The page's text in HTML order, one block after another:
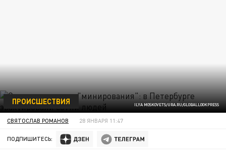
ILYA MOSKOVETS/URA.RU/GLOBALLOOKPRESS
ПРОИСШЕСТВИЯ
СВЯТОСЛАВ РОМАНОВ 28 ЯНВАРЯ 11:47
ПОДПИШИТЕСЬ: